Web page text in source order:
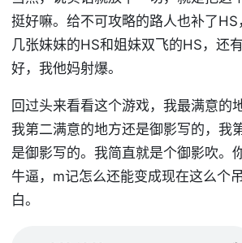
挺好嘛。给不可攻略的路人也补了
几张妹妹的HS和姐妹双飞的HS，还
好，我他妈射爆。
回过头来看看这个游戏，我最满意的
我第二满意的地方还是御影写的，我
是御影写的。我简直就是个御影吹。
牛逼，m记怎么还能变成现在这么个
白。